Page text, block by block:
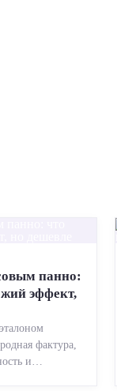
панно:
эффект,
фактура,
и